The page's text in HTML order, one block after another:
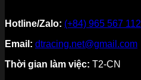
Hotline/Zalo: (+84) 965 567 112
Email: dtracing.net@gmail.com
Thời gian làm việc: T2-CN